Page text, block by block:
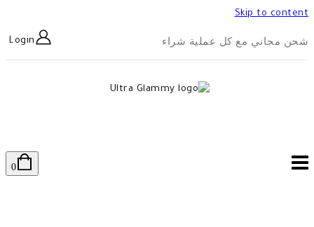
Skip to content
شحن مجاني مع كل عملية شراء Login
0